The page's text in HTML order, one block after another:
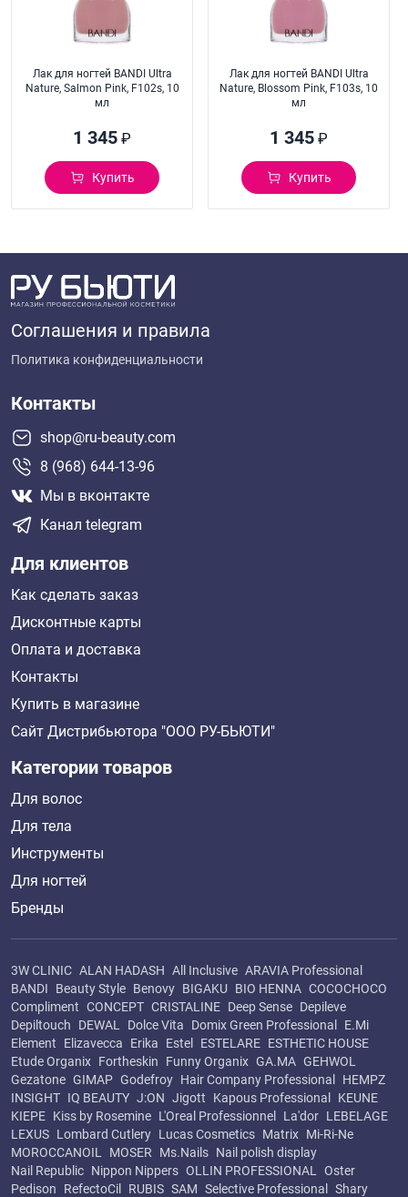
Лак для ногтей BANDI Ultra
Nature, Salmon Pink, F102s, 10
мл
1 345 ₽
Купить
Лак для ногтей BANDI Ultra
Nature, Blossom Pink, F103s, 10
мл
1 345 ₽
Купить
Соглашения и правила
Политика конфиденциальности
Контакты
shop@ru-beauty.com
8 (968) 644-13-96
Мы в вконтакте
Канал telegram
Для клиентов
Как сделать заказ
Дисконтные карты
Оплата и доставка
Контакты
Купить в магазине
Сайт Дистрибьютора "ООО РУ-БЬЮТИ"
Категории товаров
Для волос
Для тела
Инструменты
Для ногтей
Бренды
3W CLINIC ALAN HADASH All Inclusive ARAVIA Professional
BANDI
Beauty Style Benovy BIGAKU BIO HENNA COCOCHOCO
Compliment CONCEPT CRISTALINE Deep Sense Depileve
Depiltouch
DEWAL Dolce Vita Domix Green Professional
E.Mi
Element
Elizavecca Erika Estel ESTELARE ESTHETIC HOUSE
Etude Organix Fortheskin Funny Organix GA.MA GEHWOL
Gezatone GIMAP Godefroy Hair Company Professional
HEMPZ
INSIGHT IQ BEAUTY J:ON Jigott Kapous Professional
KEUNE
KIEPE Kiss by Rosemine L'Oreal Professionnel La'dor LEBELAGE
LEXUS Lombard Cutlery Lucas Cosmetics Matrix Mi-Ri-Ne
MOROCCANOIL
MOSER Ms.Nails Nail polish display
Nail Republic Nippon Nippers OLLIN PROFESSIONAL
Oster
Pedison
RefectoCil RUBIS SAM Selective Professional Shary